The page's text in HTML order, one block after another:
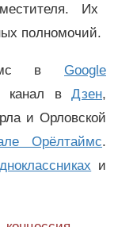
Их
полномочий.
в Google
канал вДзен,
и Орловской
Орёлтаймс.
и